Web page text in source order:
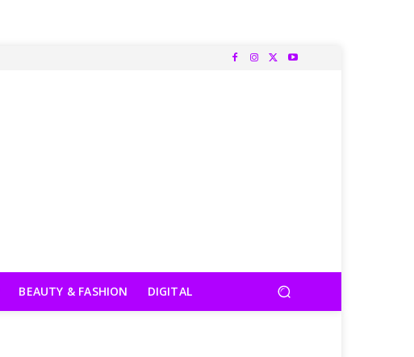
BEAUTY & FASHION DIGITAL